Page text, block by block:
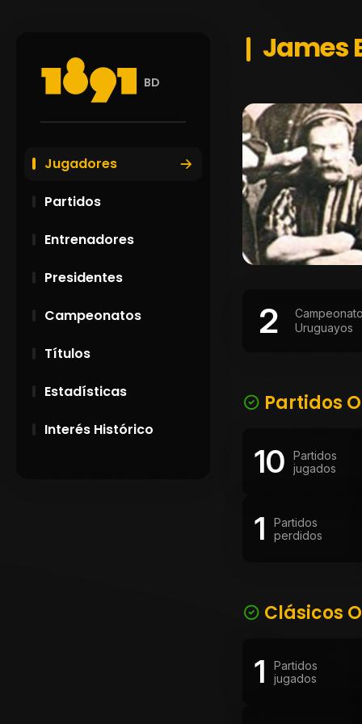
BD
Jugadores
Partidos
Entrenadores
Presidentes
Campeonatos
Títulos
Estadísticas
Interés Histórico
James
2
Uruguayos
Partidos
10
Partidos
jugados
1
Partidos
perdidos
Clásicos
1
Partidos
jugados